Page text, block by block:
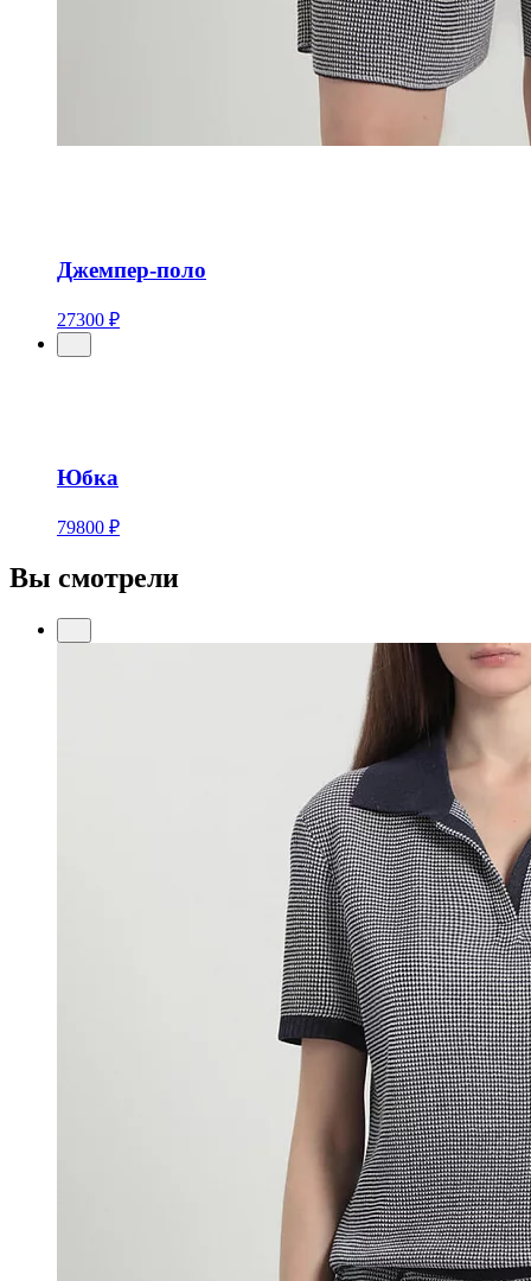
Джемпер-поло
27300 ₽
Юбка
79800 ₽
Вы смотрели